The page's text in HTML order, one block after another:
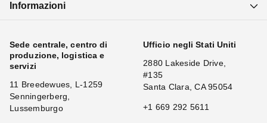
Informazioni
Sede centrale, centro di
produzione, logistica e
servizi
11 Breedewues, L-1259
Senningerberg,
Lussemburgo
Ufficio negli Stati Uniti
2880 Lakeside Drive,
#135
Santa Clara, CA 95054
+1 669 292 5611